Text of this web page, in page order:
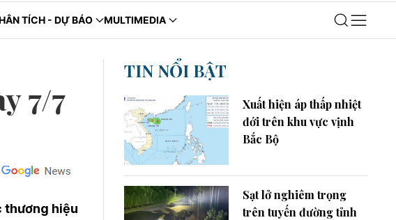
TÍCH - DỰ BÁO MULTIMEDIA
7/7
thương hiệu
TIN NỔI BẬT
Xuất hiện áp thấp nhiệt
đới trên khu vực vịnh
Bắc Bộ
Sạt lở nghiêm trọng
trên tuyến đường tỉnh